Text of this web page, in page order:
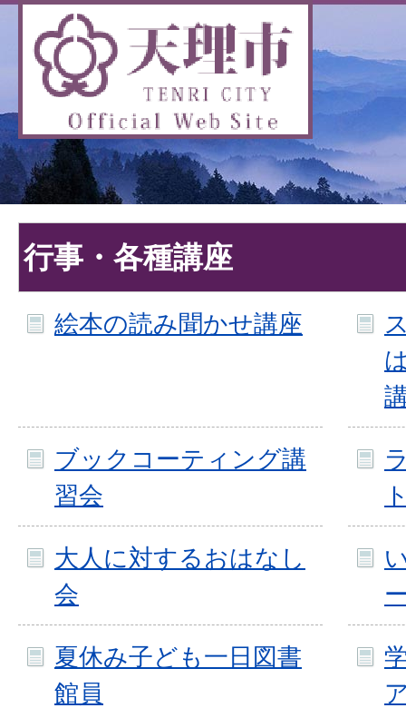
行事・各種講座
絵本の読み聞かせ講座
ブックコーティング講
習会
大人に対するおはなし
会
夏休み子ども一日図書
館員